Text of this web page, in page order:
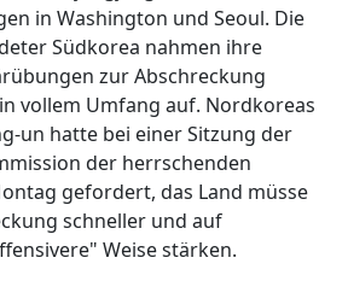
in Washington und Seoul. Die
Südkorea nahmen ihre
zur Abschreckung
vollem Umfang auf. Nordkoreas
un hatte bei einer Sitzung der
der herrschenden
gefordert, das Land müsse
schneller und auf
Weise stärken.